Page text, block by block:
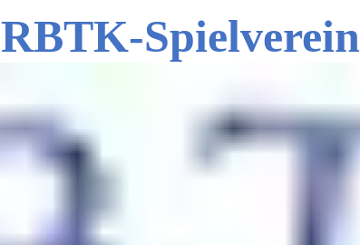
RBTK-Spielverein